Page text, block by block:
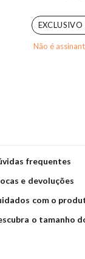
Não é
frequentes
e devoluções
com o
o tamanho